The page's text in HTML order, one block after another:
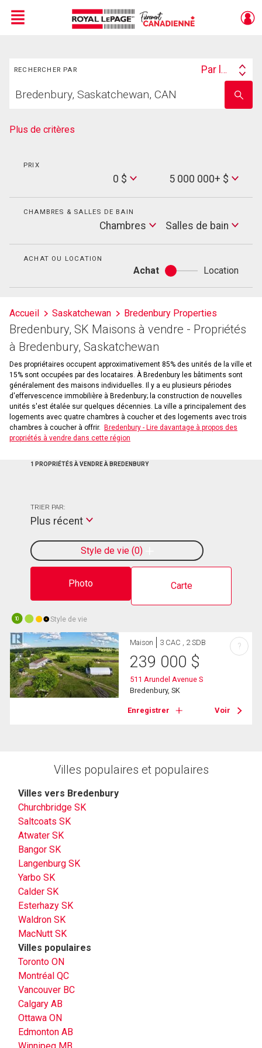
Menu
RECHERCHER PAR
Search
Par lieu
votre
nom
Plus de critères
PRIX
0 $
Max
Price
5 000 000+ $
CHAMBRES & SALLES DE BAIN
Chambres
Salles
de
Salles de bain
ACHAT OU LOCATION
Achat
Achat
ou
Location
Accueil Saskatchewan Bredenbury Properties
Bredenbury, SK Maisons à vendre - Propriétés
à Bredenbury, Saskatchewan
Des propriétaires occupent approximativement 85% des unités de la ville et
15% sont occupées par des locataires. À Bredenbury les bâtiments sont
généralement des maisons individuelles. Il y a eu plusieurs périodes
d'effervescence immobilière à Bredenbury; la construction de nouvelles
unités s'est étalée sur quelques décennies. La ville a principalement des
logements avec quatre chambres à coucher et des logements avec trois
chambres à coucher à offrir.
Bredenbury - Lire davantage à propos des
propriétés à vendre dans cette région
1 PROPRIÉTÉS À VENDRE À BREDENBURY
Photo Carte
Style de vie 0
TRIER PAR:
Plus récent
10 Style de vie
Maison 3 CAC , 2 SDB
239 000 $
511 Arundel Avenue S
Bredenbury, SK
Enregistrer Voir
?
Villes populaires et populaires
Villes vers Bredenbury
Churchbridge SK
Saltcoats SK
Atwater SK
Bangor SK
Langenburg SK
Yarbo SK
Calder SK
Esterhazy SK
Waldron SK
MacNutt SK
Villes populaires
Toronto ON
Montréal QC
Vancouver BC
Calgary AB
Ottawa ON
Edmonton AB